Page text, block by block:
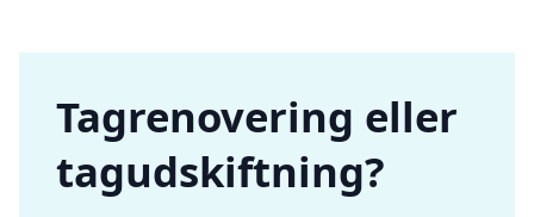
Tagrenovering eller
tagudskiftning?